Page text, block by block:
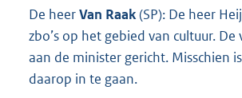
De heerVan Raak(SP): De heer
zbo’s op het gebied van cultuur. De
aan de minister gericht. Misschien
daarop in te gaan.